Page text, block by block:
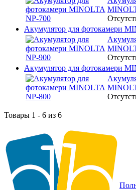
Акумулятор для фотокамери
Акумулятор для фотокамери
Товары 1 - 6 из 6